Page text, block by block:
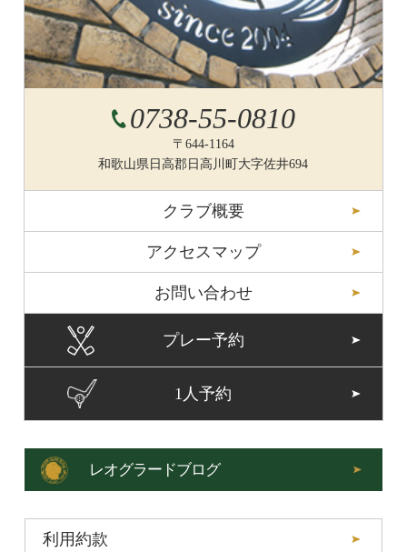
0738-55-0810
〒644-1164
和歌山県日高郡日高川町大字佐井694
クラブ概要
アクセスマップ
お問い合わせ
プレー予約
1人予約
レオグラードブログ
利用約款